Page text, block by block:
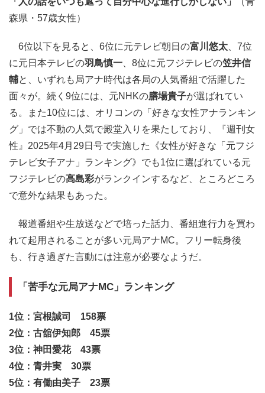
森県・57歳女性）
6位以下を見ると、6位に元テレビ朝日の富川悠太 、7位
に元日本テレビの羽鳥慎一 、8位に元フジテレビの笠井信
輔と、いずれも局アナ時代は各局の人気番組で活躍した
面々が。続く9位には、元NHKの膳場貴子が選ばれてい
る。また10位には、オリコンの「好きな女性アナランキン
グ」では不動の人気で殿堂入りを果たしており、『週刊女
性』2025年4月29日号で実施した《女性が好きな「元フジ
テレビ女子アナ」ランキング》でも1位に選ばれている元
フジテレビの高島彩がランクインするなど、ところどころ
で意外な結果もあった。
報道番組や生放送などで培った話力、番組進行力を買わ
れて起用されることが多い元局アナMC。フリー転身後
も、行き過ぎた言動には注意が必要なようだ。
「苦手な元局アナMC」ランキング
1位：宮根誠司 158票
2位：古舘伊知郎 45票
3位：神田愛花 43票
4位：青井実 30票
5位：有働由美子 23票